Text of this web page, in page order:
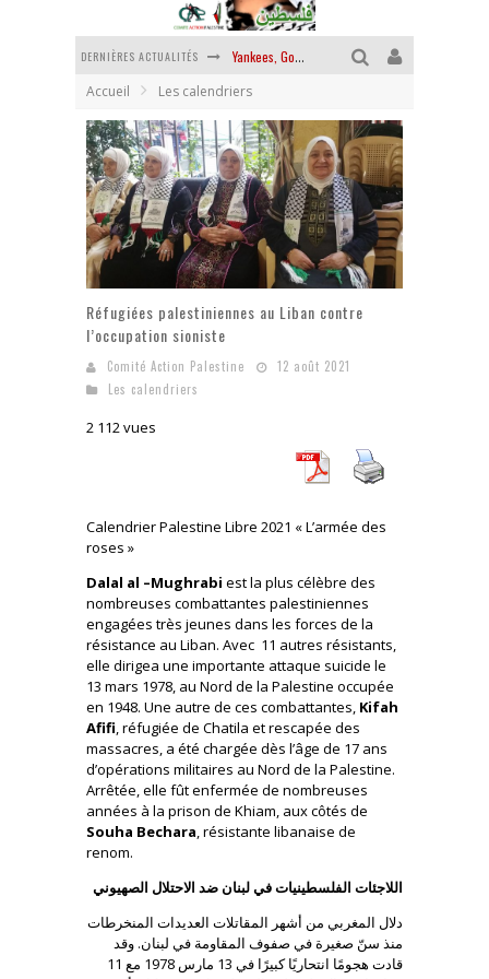
DERNIÈRES ACTUALITÉS Yankees, Go home !
La révolution ou rien
Des accords de paix sans le peuple et contre le peuple
La guerre sioniste, la guerre démographique
La banalité du mal colonial
Accueil Les calendriers
Réfugiées palestiniennes au Liban contre
l’occupation sioniste
Comité Action Palestine
12 août 2021
Les calendriers
2 112 vues
Calendrier Palestine Libre 2021 « L’armée des
roses »
Dalal al –Mughrabi est la plus célèbre des
nombreuses combattantes palestiniennes
engagées très jeunes dans les forces de la
résistance au Liban. Avec 11 autres résistants,
elle dirigea une importante attaque suicide le
13 mars 1978, au Nord de la Palestine occupée
en 1948. Une autre de ces combattantes, Kifah
Afifi, réfugiée de Chatila et rescapée des
massacres, a été chargée dès l’âge de 17 ans
d’opérations militaires au Nord de la Palestine.
Arrêtée, elle fût enfermée de nombreuses
années à la prison de Khiam, aux côtés de
Souha Bechara, résistante libanaise de
renom.
اللاجئات الفلسطينيات في لبنان ضد الاحتلال الصهيوني
دلال المغربي من أشهر المقاتلات العديدات المنخرطات
منذ سنّ صغيرة في صفوف المقاومة في لبنان. وقد
قادت هجومًا انتحاريًا كبيرًا في 13 مارس 1978 مع 11